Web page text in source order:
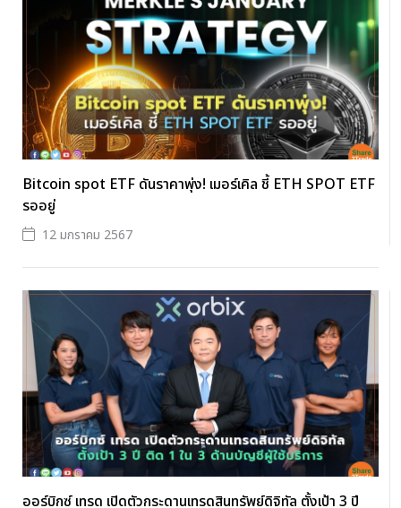
Bitcoin spot ETF ดันราคาพุ่ง! เมอร์เคิล ชี้ ETH SPOT ETF
รออยู่
12 มกราคม 2567
ออร์บิกซ์ เทรด เปิดตัวกระดานเทรดสินทรัพย์ดิจิทัล ตั้งเป้า 3 ปี